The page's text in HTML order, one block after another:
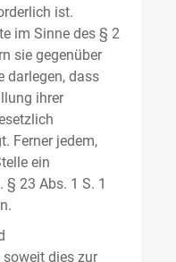
ist.
im Sinne des § 2
sie gegenüber
darlegen, dass
ihrer
Ferner jedem,
ein
§ 23 Abs. 1 S. 1
dies zur